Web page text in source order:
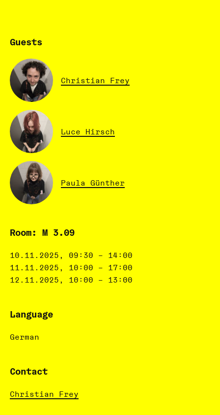
Guests
Christian Frey
Luce Hirsch
Paula Günther
Room: M 3.09
10.11.2025, 09:30 – 14:00
11.11.2025, 10:00 – 17:00
12.11.2025, 10:00 – 13:00
Language
German
Contact
Christian Frey